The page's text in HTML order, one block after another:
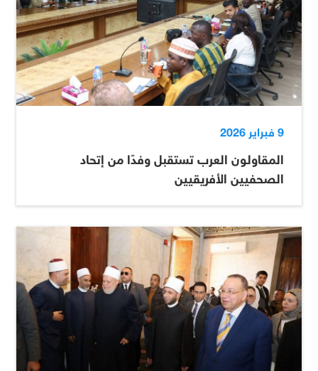
9 فبراير 2026
المقاولون العرب تستقبل وفدًا من إتحاد
الصحفيين الأفريقيين